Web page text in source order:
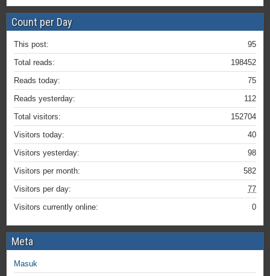
Count per Day
95
This post:
198452
Total reads:
75
Reads today:
112
Reads yesterday:
152704
Total visitors:
40
Visitors today:
98
Visitors yesterday:
582
Visitors per month:
77
Visitors per day:
0
Visitors currently online:
Meta
Masuk